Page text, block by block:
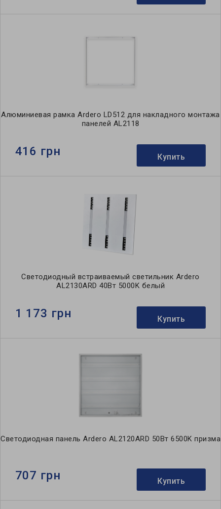
Алюминиевая рамка Ardero LD512 для накладного монтажа
панелей AL2118
416 грн Купить
Светодиодный встраиваемый светильник Ardero
AL2130ARD 40Вт 5000K белый
1 173 грн Купить
Светодиодная панель Ardero AL2120ARD 50Вт 6500K призма
707 грн Купить